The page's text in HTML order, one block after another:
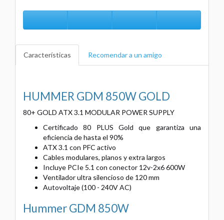
Características Recomendar a un amigo
HUMMER GDM 850W GOLD
80+ GOLD ATX 3.1 MODULAR POWER SUPPLY
Certificado 80 PLUS Gold que garantiza una
eficiencia de hasta el 90%
ATX 3.1 con PFC activo
Cables modulares, planos y extra largos
Incluye PCIe 5.1 con conector 12v-2x6 600W
Ventilador ultra silencioso de 120 mm
Autovoltaje (100 - 240V AC)
Hummer GDM 850W